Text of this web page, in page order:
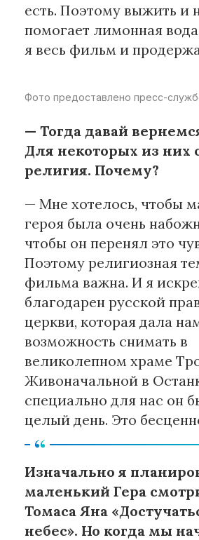
есть. Поэтому выжить и
помогает лимонная
я весь фильм и
Фото предоставлено пресс-
— Тогда давай
Для некоторых из них
религия. Почему?
— Мне хотелось, чтобы
героя была очень
чтобы он перенял это
Поэтому религиозная
фильма важна. И я
благодарен русской
церкви, которая дала
возможность снимать в
великолепном храме
Живоначальной в
специально для нас он
целый день. Это
Изначально я
маленький Гера
Томаса Яна
небес». Но когда мы